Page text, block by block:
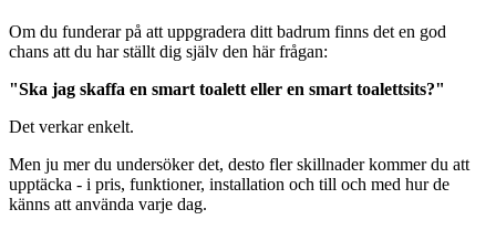
Om du funderar på att uppgradera ditt badrum finns det en god
chans att du har ställt dig själv den här frågan:
"Ska jag skaffa en smart toalett eller en smart toalettsits?"
Det verkar enkelt.
Men ju mer du undersöker det, desto fler skillnader kommer du att
upptäcka - i pris, funktioner, installation och till och med hur de
känns att använda varje dag.